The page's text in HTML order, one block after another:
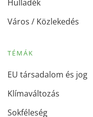
Hulladék
Város / Közlekedés
TÉMÁK
EU társadalom és jog
Klímaváltozás
Sokféleség